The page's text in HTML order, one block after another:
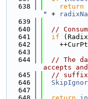
  638
return
"
+
  639
  640
//
  641
if
  642
  643
  644
// The
accepts
  645
//
  646
  647